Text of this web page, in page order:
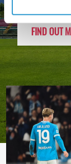
FIND OUT